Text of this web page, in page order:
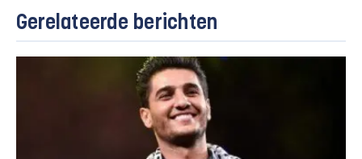
Gerelateerde berichten